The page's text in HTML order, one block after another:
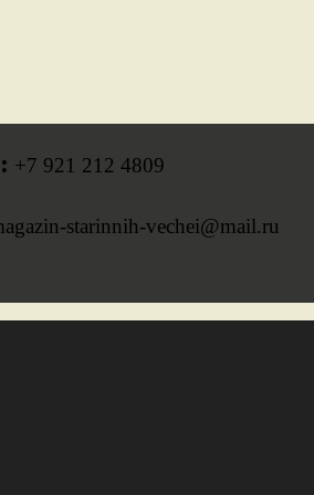
+7 921 212 4809
starinnih-vechei@mail.ru